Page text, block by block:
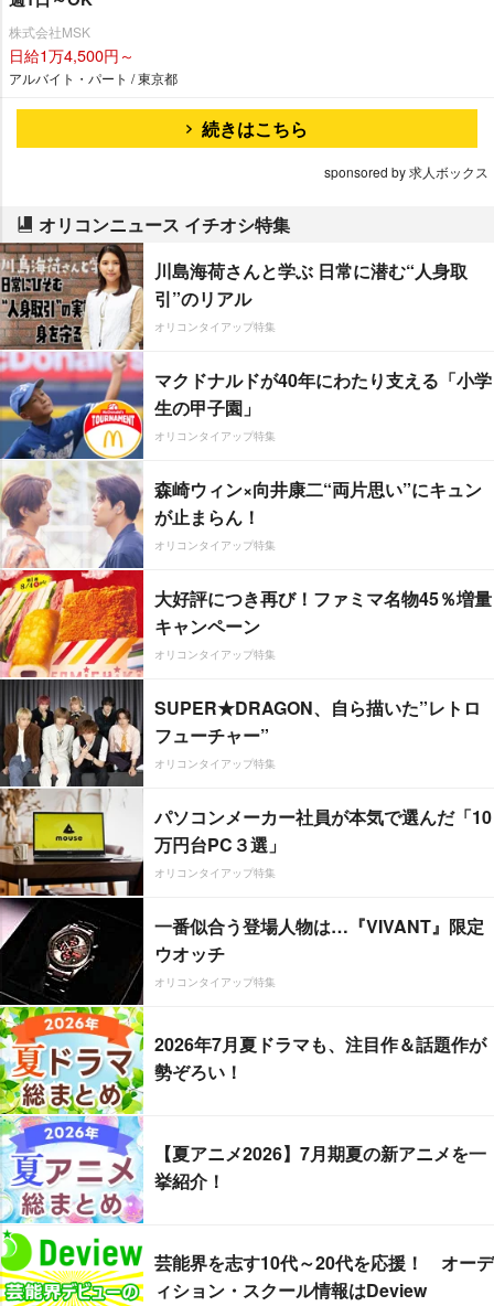
株式会社MSK
日給1万4,500円～
アルバイト・パート / 東京都
続きはこちら
sponsored by 求人ボックス
オリコンニュース イチオシ特集
川島海荷さんと学ぶ 日常に潜む“人身取
引”のリアル
オリコンタイアップ特集
マクドナルドが40年にわたり支える「小学
生の甲子園」
オリコンタイアップ特集
森崎ウィン×向井康二“両片思い”にキュン
が止まらん！
オリコンタイアップ特集
大好評につき再び！ファミマ名物45％増量
キャンペーン
オリコンタイアップ特集
SUPER★DRAGON、自ら描いた”レトロ
フューチャー”
オリコンタイアップ特集
パソコンメーカー社員が本気で選んだ「10
万円台PC３選」
オリコンタイアップ特集
一番似合う登場人物は…『VIVANT』限定
ウオッチ
オリコンタイアップ特集
2026年7月夏ドラマも、注目作＆話題作が
勢ぞろい！
【夏アニメ2026】7月期夏の新アニメを一
挙紹介！
芸能界を志す10代～20代を応援！ オーデ
ィション・スクール情報はDeview